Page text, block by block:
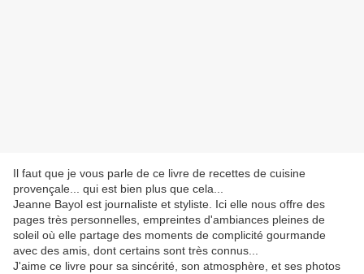
Il faut que je vous parle de ce livre de recettes de cuisine
provençale... qui est bien plus que cela...
Jeanne Bayol est journaliste et styliste. Ici elle nous offre des
pages très personnelles, empreintes d'ambiances pleines de
soleil où elle partage des moments de complicité gourmande
avec des amis, dont certains sont très connus...
J'aime ce livre pour sa sincérité, son atmosphère, et ses photos